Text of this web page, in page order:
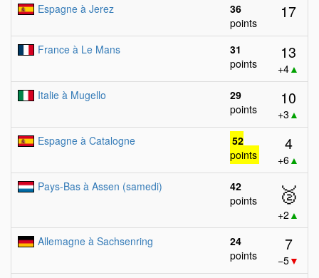
Espagne à Jerez
36
points
17
France à Le Mans
31
points
13
+4▲
Italie à Mugello
29
points
10
+3 ▲
Espagne à Catalogne
52
points
4
+6▲
Pays-Bas à Assen (samedi)
42
points
🥈
+2 ▲
Allemagne à Sachsenring
24
points
7
−5▼